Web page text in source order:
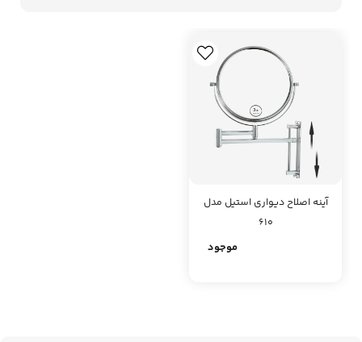
آینه اصلاح دیواری استیل مدل
610
موجود